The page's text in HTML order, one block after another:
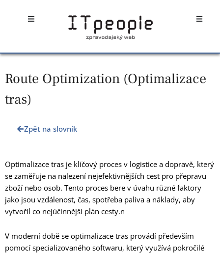
Open Open
Route Optimization (Optimalizace
tras)
Zpět na slovník
Optimalizace tras je klíčový proces v logistice a dopravě, který
se zaměřuje na nalezení nejefektivnějších cest pro přepravu
zboží nebo osob. Tento proces bere v úvahu různé faktory
jako jsou vzdálenost, čas, spotřeba paliva a náklady, aby
vytvořil co nejúčinnější plán cesty.n
V moderní době se optimalizace tras provádí především
pomocí specializovaného softwaru, který využívá pokročilé